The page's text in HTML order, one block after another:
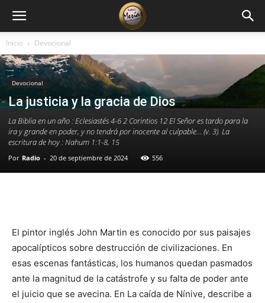
Inicio Devocional
Devocional
La justicia y la gracia de Dios
La Biblia en un año : Eclesiastés 4-6 2 Corintios 12 El Señor es tardo para la
ira y grande en poder, y no tendrá por inocente al culpable… (v. 3). La
escritura de hoy : Nahum 1:1-8, 15
Por Radio - 20 de septiembre de 2024 556
El pintor inglés John Martin es conocido por sus paisajes
apocalípticos sobre destrucción de civilizaciones. En
esas escenas fantásticas, los humanos quedan pasmados
ante la magnitud de la catástrofe y su falta de poder ante
el juicio que se avecina. En La caída de Nínive, describe a